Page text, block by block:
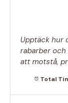
Upptäck hur
rabarber och
att motstå,
Total